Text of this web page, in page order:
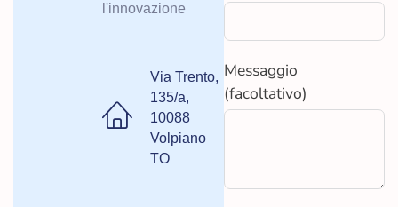
l'innovazione
Via Trento,
135/a,
10088
Volpiano
TO
Messaggio
(facoltativo)